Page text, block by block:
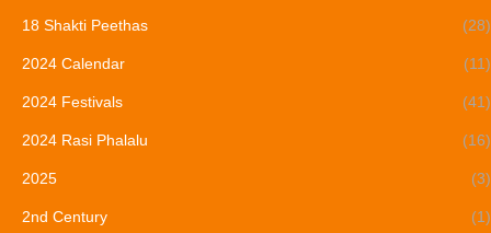
18 Shakti Peethas (28)
2024 Calendar (11)
2024 Festivals (41)
2024 Rasi Phalalu (16)
2025 (3)
2nd Century (1)